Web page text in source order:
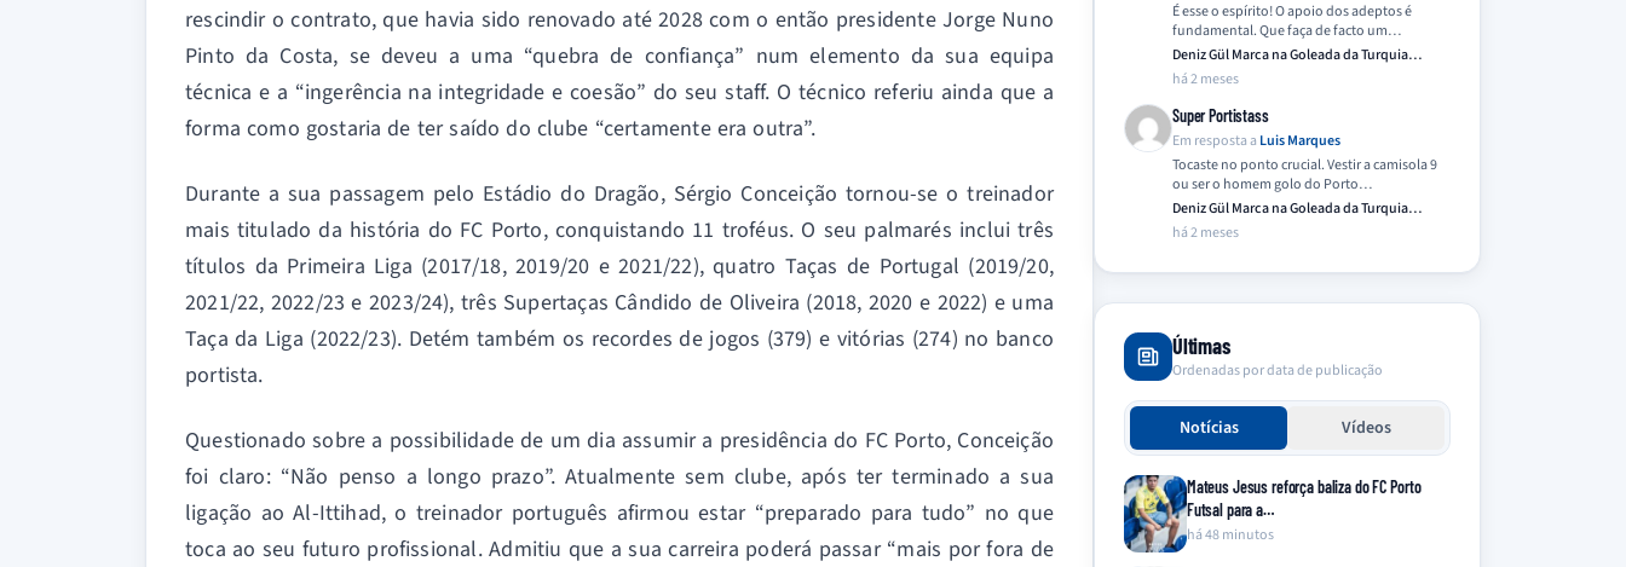
rescindir o contrato, que havia sido renovado até 2028 com o então presidente Jorge Nuno
Pinto da Costa, se deveu a uma “quebra de confiança” num elemento da sua equipa
técnica e a “ingerência na integridade e coesão” do seu staff. O técnico referiu ainda que a
forma como gostaria de ter saído do clube “certamente era outra”.
Durante a sua passagem pelo Estádio do Dragão, Sérgio Conceição tornou-se o treinador
mais titulado da história do FC Porto, conquistando 11 troféus. O seu palmarés inclui três
títulos da Primeira Liga (2017/18, 2019/20 e 2021/22), quatro Taças de Portugal (2019/20,
2021/22, 2022/23 e 2023/24), três Supertaças Cândido de Oliveira (2018, 2020 e 2022) e uma
Taça da Liga (2022/23). Detém também os recordes de jogos (379) e vitórias (274) no banco
portista.
Questionado sobre a possibilidade de um dia assumir a presidência do FC Porto, Conceição
foi claro: “Não penso a longo prazo”. Atualmente sem clube, após ter terminado a sua
ligação ao Al-Ittihad, o treinador português afirmou estar “preparado para tudo” no que
toca ao seu futuro profissional. Admitiu que a sua carreira poderá passar “mais por fora de
É esse o espírito! O apoio dos adeptos é
fundamental. Que faça de facto um…
Deniz Gül Marca na Goleada da Turquia
Frente…
há 2 meses
Super Portistass
Em resposta a Luis Marques
Tocaste no ponto crucial. Vestir a camisola 9
ou ser o homem golo do Porto…
Deniz Gül Marca na Goleada da Turquia
Frente…
há 2 meses
Últimas
Ordenadas por data de publicação
Notícias Vídeos
Mateus Jesus reforça baliza do FC Porto
Futsal para a…
há 48 minutos